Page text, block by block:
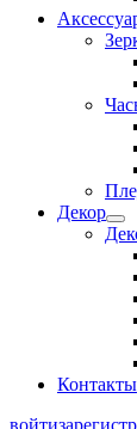
Декор
Контакты
войти